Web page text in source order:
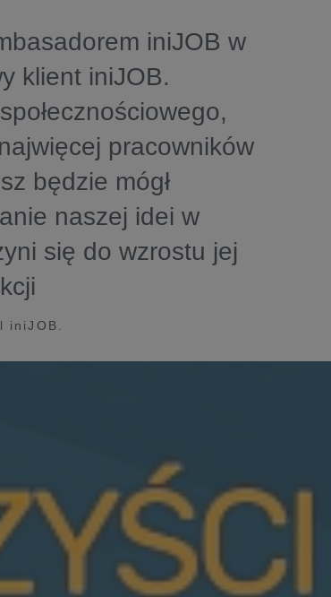
iniJOB w
klient iniJOB.
pracowników
będzie mógł
naszej idei w
się do wzrostu jej
iniJOB.